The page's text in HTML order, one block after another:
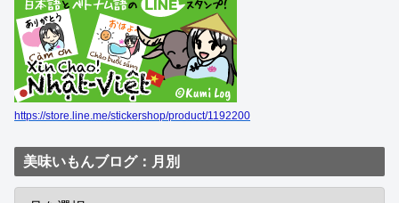
https://store.line.me/stickershop/product/1192200
美味いもんブログ：月別